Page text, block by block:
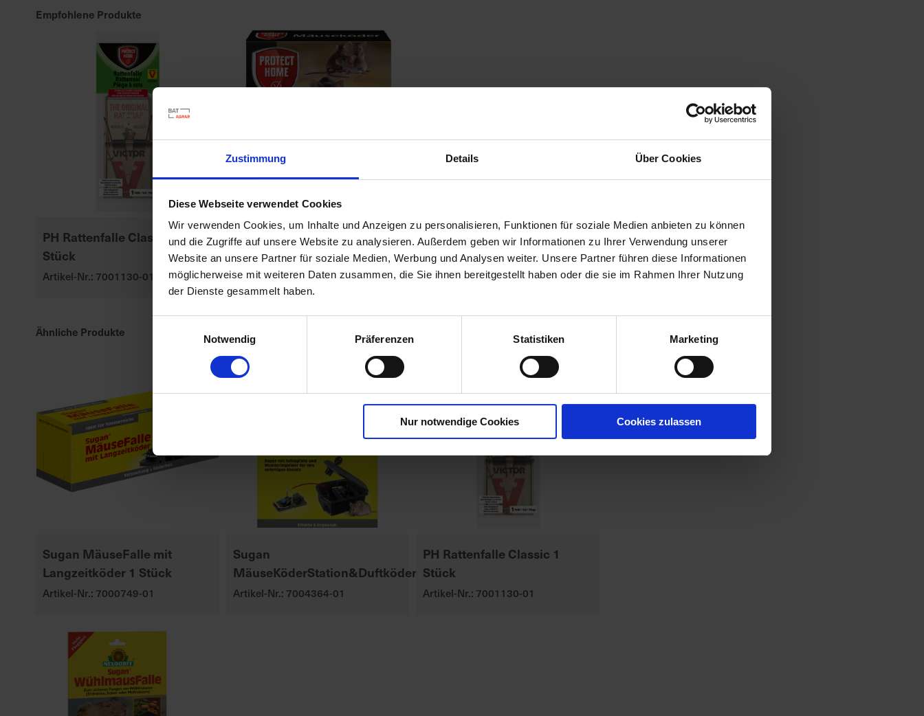
Zustimmung Details Über Cookies
Diese Webseite verwendet Cookies
Wir verwenden Cookies, um Inhalte und Anzeigen zu personalisieren, Funktionen für soziale Medien anbieten zu können
und die Zugriffe auf unsere Website zu analysieren. Außerdem geben wir Informationen zu Ihrer Verwendung unserer
Website an unsere Partner für soziale Medien, Werbung und Analysen weiter. Unsere Partner führen diese Informationen
möglicherweise mit weiteren Daten zusammen, die Sie ihnen bereitgestellt haben oder die sie im Rahmen Ihrer Nutzung
der Dienste gesammelt haben.
Notwendig
Präferenzen Statistiken Marketing
Nur notwendige Cookies Cookies zulassen
Empfohlene Produkte
PH Rattenfalle Classic 1
Stück
Artikel-Nr.: 7001130-01
PH Rodicum Mäuseköder
Artikel-Nr.: 7000960-01-cfg
Ähnliche Produkte
Sugan MäuseFalle mit
Langzeitköder 1 Stück
Artikel-Nr.: 7000749-01
Sugan
MäuseKöderStation&Duftköder
Artikel-Nr.: 7004364-01
PH Rattenfalle Classic 1
Stück
Artikel-Nr.: 7001130-01